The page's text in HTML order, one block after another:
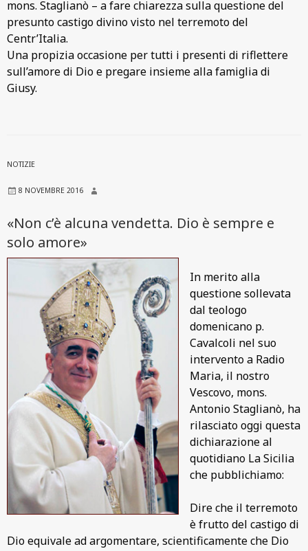
mons. Staglianò – a fare chiarezza sulla questione del
presunto castigo divino visto nel terremoto del
Centr’Italia.
Una propizia occasione per tutti i presenti di riflettere
sull’amore di Dio e pregare insieme alla famiglia di
Giusy.
NOTIZIE
8 NOVEMBRE 2016
«Non c’è alcuna vendetta. Dio è sempre e
solo amore»
In merito alla
questione sollevata
dal teologo
domenicano p.
Cavalcoli nel suo
intervento a Radio
Maria, il nostro
Vescovo, mons.
Antonio Staglianò, ha
rilasciato oggi questa
dichiarazione al
quotidiano La Sicilia
che pubblichiamo:
Dire che il terremoto
è frutto del castigo di
Dio equivale ad argomentare, scientificamente che Dio